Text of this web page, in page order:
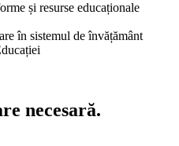
și resurse educaționale
în sistemul de învățământ
necesară.